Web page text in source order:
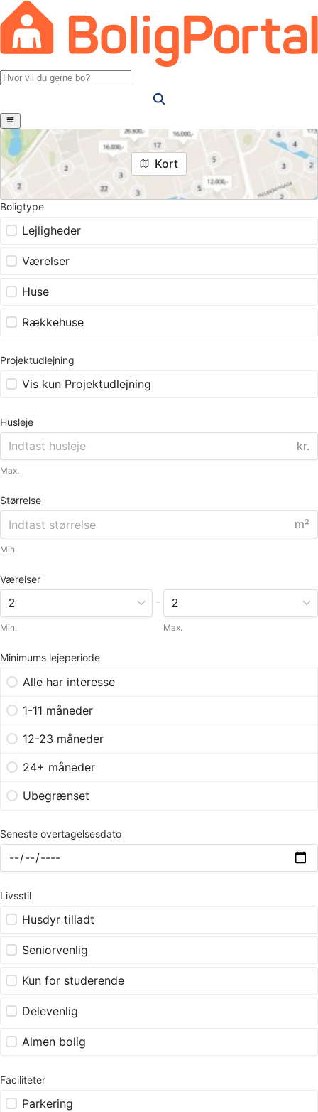
Kort
Boligtype
Lejligheder
Værelser
Huse
Rækkehuse
Projektudlejning
Vis kun Projektudlejning
Husleje
kr.
Max.
Størrelse
m²
Min.
Værelser
Min.
-
Max.
Minimums lejeperiode
Alle har interesse
1-11 måneder
12-23 måneder
24+ måneder
Ubegrænset
Seneste overtagelsesdato
Livsstil
Husdyr tilladt
Seniorvenlig
Kun for studerende
Delevenlig
Almen bolig
Faciliteter
Parkering